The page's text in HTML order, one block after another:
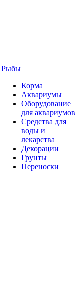
Рыбы
Корма
Аквариумы
Оборудование
для аквариумов
Средства для
воды и
лекарства
Декорации
Грунты
Переноски